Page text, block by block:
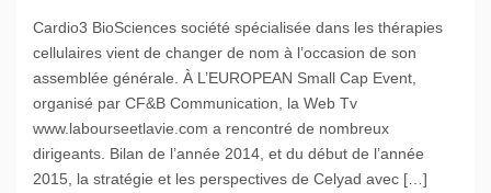
Cardio3 BioSciences société spécialisée dans les thérapies
cellulaires vient de changer de nom à l’occasion de son
assemblée générale. À L’EUROPEAN Small Cap Event,
organisé par CF&B Communication, la Web Tv
www.labourseetlavie.com a rencontré de nombreux
dirigeants. Bilan de l’année 2014, et du début de l’année
2015, la stratégie et les perspectives de Celyad avec […]